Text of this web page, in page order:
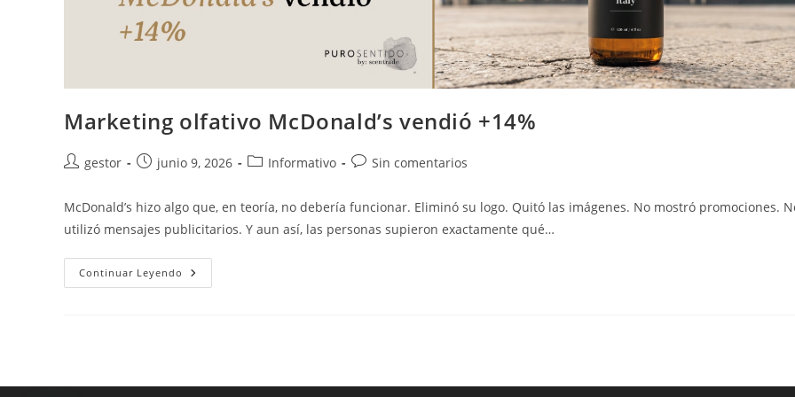
Marketing olfativo McDonald’s vendió +14%
gestor junio 9, 2026 Informativo Sin comentarios
McDonald’s hizo algo que, en teoría, no debería funcionar. Eliminó su logo. Quitó las imágenes. No mostró promociones.
utilizó mensajes publicitarios. Y aun así, las personas supieron exactamente qué…
Continuar Leyendo